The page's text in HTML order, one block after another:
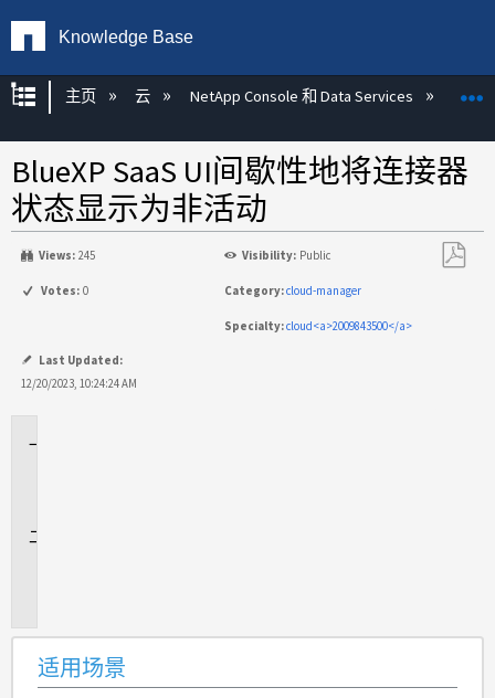
Knowledge Base
扩展/隐缩全局层次
主页 云 NetApp Console 和 Data Services
BlueXP SaaS UI间歇性地将连接器
状态显示为非活动
Views: 245 Visibility: Public
Votes: 0 Category:cloud-manager
Specialty:cloud<a>2009843500</a>
Last Updated:
12/20/2023, 10:24:24 AM
适用场景